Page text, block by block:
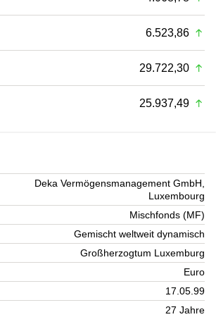
6.523,86
29.722,30
25.937,49
Deka Vermögensmanagement GmbH,
Luxembourg
Mischfonds (MF)
Gemischt weltweit dynamisch
Großherzogtum Luxemburg
Euro
17.05.99
27 Jahre